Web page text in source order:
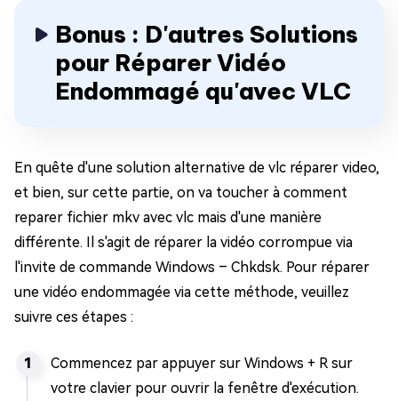
Bonus : D'autres Solutions
pour Réparer Vidéo
Endommagé qu'avec VLC
En quête d'une solution alternative de vlc réparer video,
et bien, sur cette partie, on va toucher à comment
reparer fichier mkv avec vlc mais d'une manière
différente. Il s'agit de réparer la vidéo corrompue via
l'invite de commande Windows – Chkdsk. Pour réparer
une vidéo endommagée via cette méthode, veuillez
suivre ces étapes :
Commencez par appuyer sur Windows + R sur
votre clavier pour ouvrir la fenêtre d'exécution.